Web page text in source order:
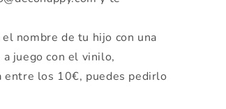
el nombre de tu hijo con una
juego con el vinilo,
entre los 10€, puedes pedirlo